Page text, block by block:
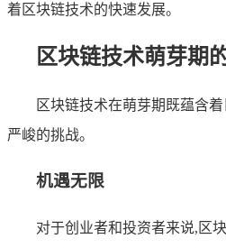
着区块链技术的快速发展。
区块链技术萌芽期
区块链技术在萌芽期既蕴含
严峻的挑战。
机遇无限
对于创业者和投资者来说,区